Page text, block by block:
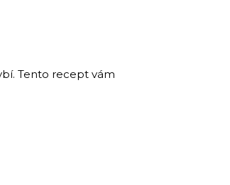
Tento recept vám